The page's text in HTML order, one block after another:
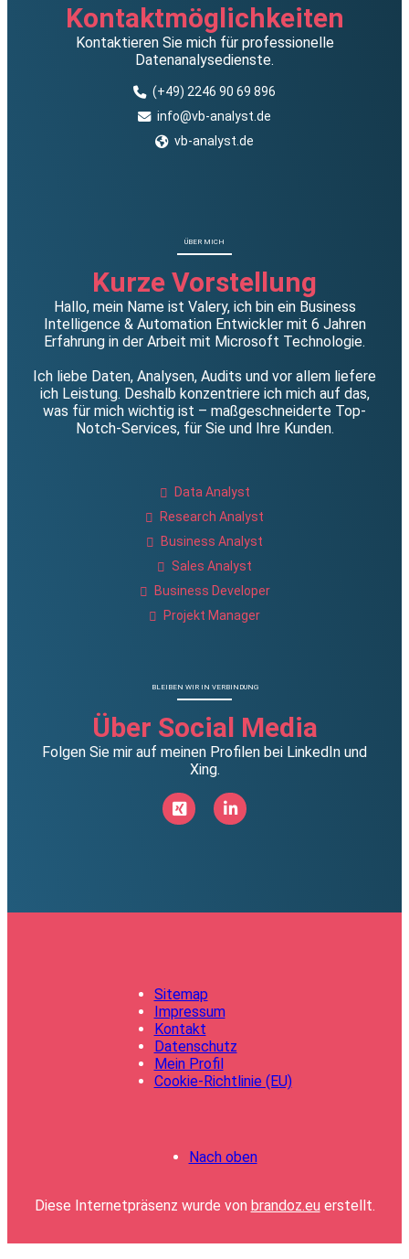
Kontaktmöglichkeiten
Kontaktieren Sie mich für professionelle
Datenanalysedienste.
(+49) 2246 90 69 896
info@vb-analyst.de
vb-analyst.de
ÜBER MICH
Kurze Vorstellung
Hallo, mein Name ist Valery, ich bin ein Business
Intelligence & Automation Entwickler mit 6 Jahren
Erfahrung in der Arbeit mit Microsoft Technologie.
Ich liebe Daten, Analysen, Audits und vor allem liefere
ich Leistung. Deshalb konzentriere ich mich auf das,
was für mich wichtig ist – maßgeschneiderte Top-
Notch-Services, für Sie und Ihre Kunden.
Data Analyst
Research Analyst
Business Analyst
Sales Analyst
Business Developer
Projekt Manager
BLEIBEN WIR IN VERBINDUNG
Über Social Media
Folgen Sie mir auf meinen Profilen bei LinkedIn und
Xing.
Sitemap
Impressum
Kontakt
Datenschutz
Mein Profil
Cookie-Richtlinie (EU)
Nach oben
Diese Internetpräsenz wurde von brandoz.eu erstellt.